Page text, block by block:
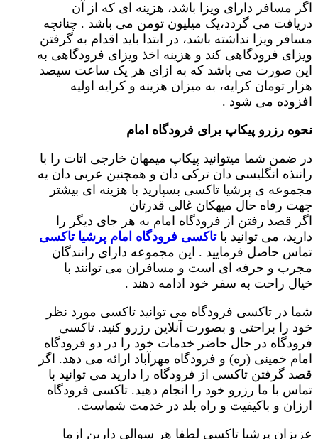
اگر مسافر دارای ویزا باشد، هزینه ای که از آن
دریافت می گردد،یک میلیون تومن می باشد . چنانچه
مسافر ویزا نداشته باشد، در ابتدا باید اقدام به گرفتن
ویزای فرودگاهی کند و هزینه اخذ ویزای فرودگاهی به
این صورت می باشد که به ازای هر یک ساعت سیصد
هزار تومان کرایه، به میزان هزینه و کرایه اولیه
افزوده می شود .
نحوه رزرو پیکاپ برای فرودگاه امام
در ضمن شما میتوانید پیکاپ میمهان خارجی اتات را با
راننذه انگلیسی دان ترکی دان و همچنین عربی دان یه
مجموعه ی پرشیا تاکسی بسپارید با هزینه ای بیشتر
جهت رفاه حال میهکان غالی قدرتان
اگر قصد رفتن از فرودگاه امام به هر جای دیگر را
دارید، می توانید باتاکسی فرودگاه امام پرشیا تاکسی
تماس حاصل فرمایید . این مجموعه دارای رانندگان
مجرب و حرفه ای است و مسافران می توانند با
خیال راحت به سفر خود ادامه دهند .
شما در تاکسی فرودگاه می توانید تاکسی مورد نظر
خود را براحتی و بصورت آنلاین رزرو کنید. تاکسی
فرودگاه در حال حاضر خدمات خود را در دو فرودگاه
امام خمینی (ره) و فرودگاه مهرآباد ارائه می دهد. اگر
قصد گرفتن تاکسی از فرودگاه را دارید می توانید با
تماس با ما رزرو خود را انجام دهید. تاکسی فرودگاه
ارزان و باکیفیت و راه بلد در خدمت شماست.
عزیزان پرشیا تاکسی لطفا هر سوالی دارین ازما